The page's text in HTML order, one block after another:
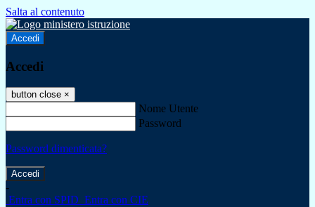
Salta al contenuto
Accedi
Accedi
button close ×
Nome Utente
Password
Password dimenticata?
-
Entra con SPID Entra con CIE